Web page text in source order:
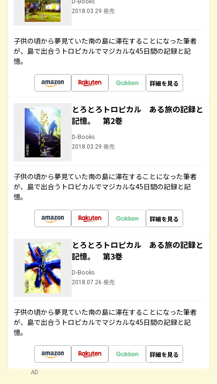
2018.03.29 発売
子供の頃から夢見ていた南の島に滞在することになった筆者
が、島で出合うトロピカルでマジカルな45日間の記録と記
憶。
詳細を見る
とろとろトロピカル ある旅の記録と
記憶。 第2巻
D-Books
2018.03.29 発売
子供の頃から夢見ていた南の島に滞在することになった筆者
が、島で出合うトロピカルでマジカルな45日間の記録と記
憶。
詳細を見る
とろとろトロピカル ある旅の記録と
記憶。 第3巻
D-Books
2018.07.26 発売
子供の頃から夢見ていた南の島に滞在することになった筆者
が、島で出合うトロピカルでマジカルな45日間の記録と記
憶。
詳細を見る
AD